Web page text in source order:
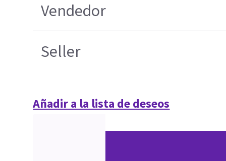
Vendedor
Seller
Añadir a la lista de deseos